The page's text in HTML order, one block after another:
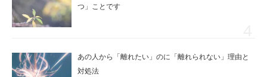
つ」ことです
あの人から「離れたい」のに「離れられない」理由と
対処法